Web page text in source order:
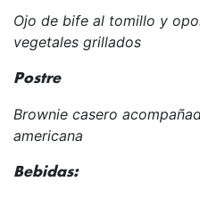
Ojo de bife al tomillo y
vegetales grillados
Postre
Brownie casero
americana
Bebidas: